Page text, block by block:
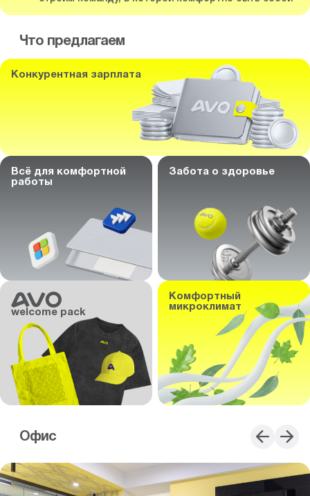
Что предлагаем
Конкурентная зарплата
Всё для комфортной
работы
Забота о здоровье
welcome pack
Комфортный
микроклимат
Офис